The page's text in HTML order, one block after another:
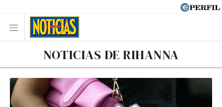
NOTICIAS DE RIHANNA